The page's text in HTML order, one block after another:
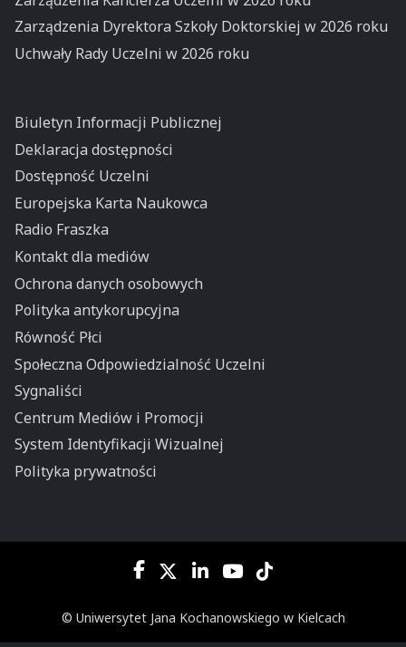
Zarządzenia Dyrektora Szkoły Doktorskiej w 2026 roku
Uchwały Rady Uczelni w 2026 roku
Biuletyn Informacji Publicznej
Deklaracja dostępności
Dostępność Uczelni
Europejska Karta Naukowca
Radio Fraszka
Kontakt dla mediów
Ochrona danych osobowych
Polityka antykorupcyjna
Równość Płci
Społeczna Odpowiedzialność Uczelni
Sygnaliści
Centrum Mediów i Promocji
System Identyfikacji Wizualnej
Polityka prywatności
© Uniwersytet Jana Kochanowskiego w Kielcach